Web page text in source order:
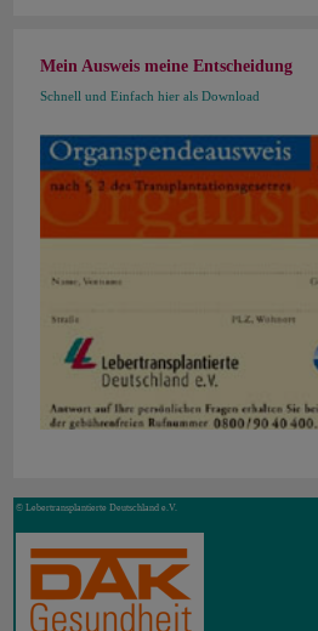
Mein Ausweis meine Entscheidung
Schnell und Einfach hier als Download
© Lebertransplantierte Deutschland e.V.